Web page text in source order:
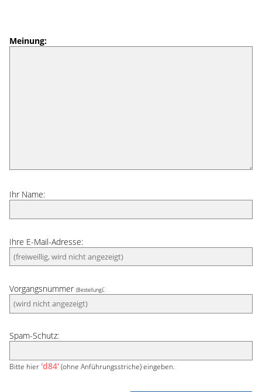
Meinung:
Ihr Name:
Ihre E-Mail-Adresse:
Vorgangsnummer (Bestellung):
Spam-Schutz:
Bitte hier 'd84'(ohne Anführungsstriche) eingeben.